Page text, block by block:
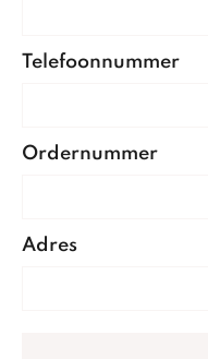
Telefoonnummer
Ordernummer
Adres